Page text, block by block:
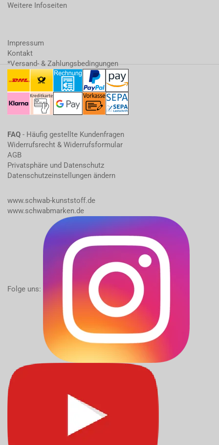
Weitere Infoseiten
Impressum
Kontakt
*Versand- & Zahlungsbedingungen
FAQ - Häufig gestellte Kundenfragen
Widerrufsrecht & Widerrufsformular
AGB
Privatsphäre und Datenschutz
Datenschutzeinstellungen ändern
www.schwab-kunststoff.de
www.schwabmarken.de
Folge uns: